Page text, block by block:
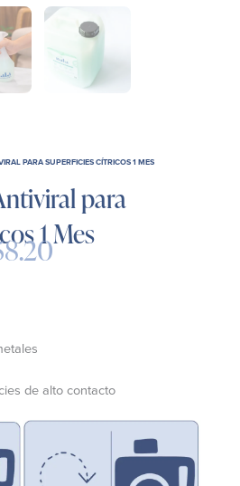
PARA SUPERFICIES CÍTRICOS 1 MES
para
1 Mes
$1,458.20
de alto contacto